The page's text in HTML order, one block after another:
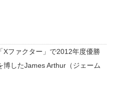
Xファクター」で2012年度優勝
博したJames Arthur（ジェーム